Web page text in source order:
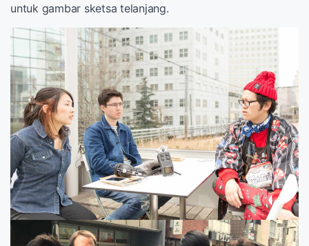
untuk gambar sketsa telanjang.